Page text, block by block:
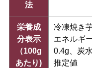
法
栄養成
分表示
（100g
あたり)
冷凍焼き
エネルギ
0.4g、炭
推定値